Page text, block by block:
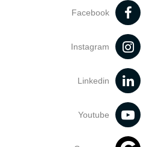
Facebook
Instagram
Linkedin
Youtube